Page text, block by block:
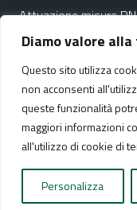
Diamo valore
Questo sito utilizza
non acconsenti
queste funzionalità
maggiori informazioni
all'utilizzo di cookie di
Personalizza
Attuazione misure
Media policy
Realizzato da: